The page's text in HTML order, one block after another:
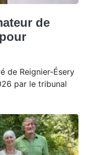
de
de Reignier-Ésery
par le tribunal